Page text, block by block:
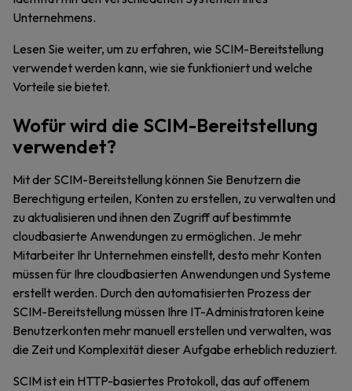
Unternehmens.
Lesen Sie weiter, um zu erfahren, wie SCIM-Bereitstellung
verwendet werden kann, wie sie funktioniert und welche
Vorteile sie bietet.
Wofür wird die SCIM-Bereitstellung
verwendet?
Mit der SCIM-Bereitstellung können Sie Benutzern die
Berechtigung erteilen, Konten zu erstellen, zu verwalten und
zu aktualisieren und ihnen den Zugriff auf bestimmte
cloudbasierte Anwendungen zu ermöglichen. Je mehr
Mitarbeiter Ihr Unternehmen einstellt, desto mehr Konten
müssen für Ihre cloudbasierten Anwendungen und Systeme
erstellt werden. Durch den automatisierten Prozess der
SCIM-Bereitstellung müssen Ihre IT-Administratoren keine
Benutzerkonten mehr manuell erstellen und verwalten, was
die Zeit und Komplexität dieser Aufgabe erheblich reduziert.
SCIM ist ein HTTP-basiertes Protokoll, das auf offenem